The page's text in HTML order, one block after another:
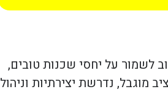
לשמור על יחסי שכנות טובים,
מוגבל, נדרשת יצירתיות וניהול